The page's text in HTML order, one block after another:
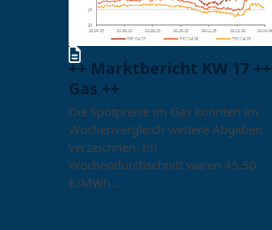
++ Marktbericht KW 17 ++
Gas ++
Die Spotpreise im Gas konnten im
Wochenvergleich weitere Abgaben
verzeichnen. Im
Wochendurchschnitt waren 45,50
€/MWh…